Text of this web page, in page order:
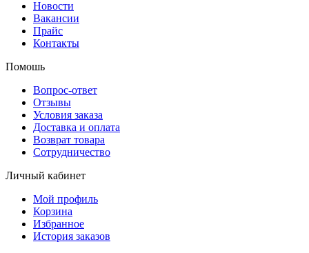
Новости
Вакансии
Прайс
Контакты
Помошь
Вопрос-ответ
Отзывы
Условия заказа
Доставка и оплата
Возврат товара
Сотрудничество
Личный кабинет
Мой профиль
Корзина
Избранное
История заказов